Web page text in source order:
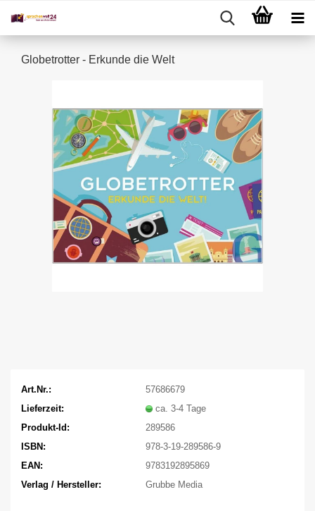
Globetrotter - Erkunde die Welt
Art.Nr.:
57686679
Lieferzeit:
ca. 3-4 Tage
Produkt-Id:
289586
ISBN:
978-3-19-289586-9
EAN:
9783192895869
Verlag / Hersteller:
Grubbe Media